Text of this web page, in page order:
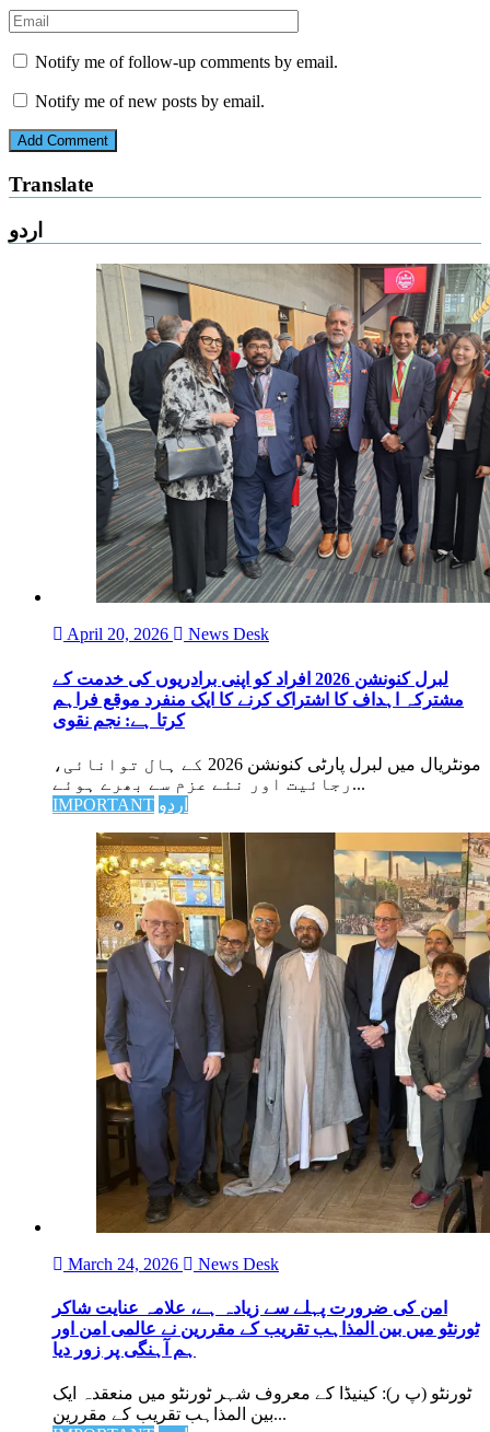
Notify me of follow-up comments by email.
Notify me of new posts by email.
Translate
اردو
April 20, 2026 News Desk
لبرل کنونشن 2026 افراد کو اپنی برادریوں کی خدمت کے
مشترکہ اہداف کا اشتراک کرنے کا ایک منفرد موقع فراہم
کرتا ہے: نجم نقوی
مونٹریال میں لبرل پارٹی کنونشن 2026 کے ہال توانائی،
رجائیت اور نئے عزم سے بھرے ہوئے...
IMPORTANT اردو
March 24, 2026 News Desk
امن کی ضرورت پہلے سے زیادہ ہے، علامہ عنایت شاکر
ٹورنٹو میں بین المذاہب تقریب کے مقررین نے عالمی امن اور
ہم آہنگی پر زور دیا
ٹورنٹو (پ ر): کینیڈا کے معروف شہر ٹورنٹو میں منعقدہ ایک
بین المذاہب تقریب کے مقررین...